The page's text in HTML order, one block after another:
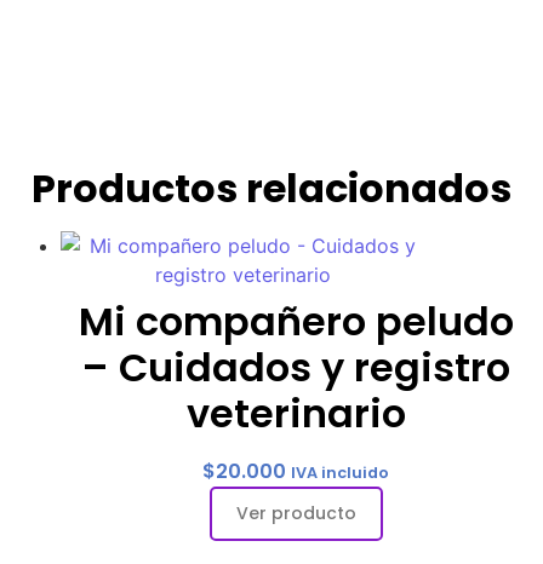
Productos relacionados
Mi compañero peludo
– Cuidados y registro
veterinario
$20.000 IVA incluido